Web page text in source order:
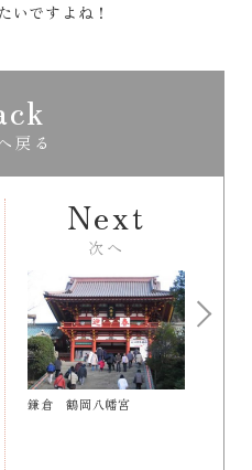
いですよね！
戻る
鎌倉 鶴岡八幡宮
Next
次へ